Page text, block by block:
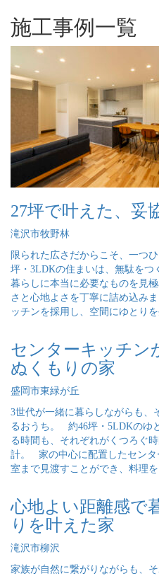
施工事例一覧
27坪で叶えた、妥
滝沢市牧野林
限られた広さだからこそ、一つ
坪・3LDKの住まいは、無駄をつ
暮らしに本当に必要なものを見
さと心地よさを丁寧に詰め込み
ッチンを採用し、空間にゆとり
センターキッチン
ぬくもりの家
盛岡市東緑が丘
3世代が一緒に暮らしながらも、
るおうち。 約46坪・5LDKのゆ
る時間も、それぞれがくつろぐ
計。 家の中心に配置したセンタ
室まで見渡すことができ、料理
心地よい距離感で
りを叶えた家
滝沢市柳沢
家族が自然に繋がりながらも、